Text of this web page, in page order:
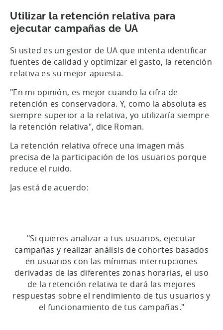
Utilizar la retención relativa para
ejecutar campañas de UA
Si usted es un gestor de UA que intenta identificar
fuentes de calidad y optimizar el gasto, la retención
relativa es su mejor apuesta.
"En mi opinión, es mejor cuando la cifra de
retención es conservadora. Y, como la absoluta es
siempre superior a la relativa, yo utilizaría siempre
la retención relativa", dice Roman.
La retención relativa ofrece una imagen más
precisa de la participación de los usuarios porque
reduce el ruido.
Jas está de acuerdo:
"Si quieres analizar a tus usuarios, ejecutar
campañas y realizar análisis de cohortes basados
en usuarios con las mínimas interrupciones
derivadas de las diferentes zonas horarias, el uso
de la retención relativa te dará las mejores
respuestas sobre el rendimiento de tus usuarios y
el funcionamiento de tus campañas."